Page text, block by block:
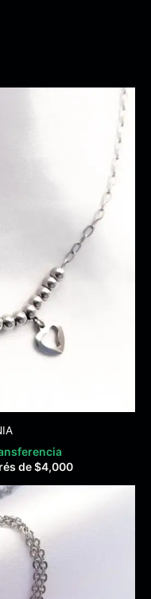
de$4,000